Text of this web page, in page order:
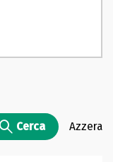
Cerca Azzera